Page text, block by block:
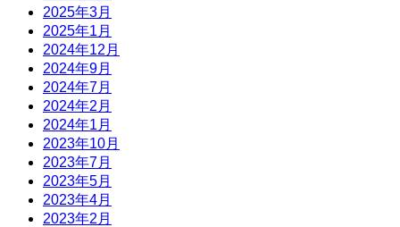
2025年3月
2025年1月
2024年12月
2024年9月
2024年7月
2024年2月
2024年1月
2023年10月
2023年7月
2023年5月
2023年4月
2023年2月